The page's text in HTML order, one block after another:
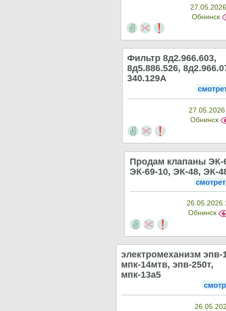
Обнинск
Фильтр 8д2.966.603,
8д5.886.526,
340.129А
Обнинск
Продам клапаны ЭК-
ЭК-69-10, ЭК-48, ЭК-
26.05.2026
Обнинск
электромеханизм эпв-
мпк-14мтв, эпв-250т,
мпк-13а5